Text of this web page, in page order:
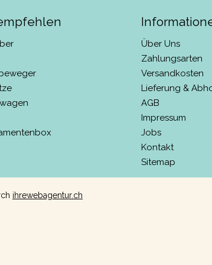
Über Uns
Zahlungsarten
Versandkosten
Lieferung &
AGB
Impressum
Jobs
Kontakt
Sitemap
ihrewebagentur.ch